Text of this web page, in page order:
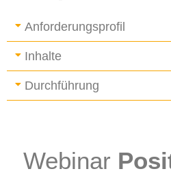
Anforderungsprofil
Inhalte
Durchführung
Webinar